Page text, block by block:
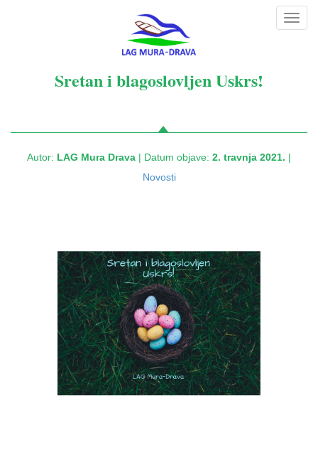
Sretan i blagoslovljen Uskrs!
Autor: LAG Mura Drava | Datum objave: 2. travnja 2021. |
Novosti